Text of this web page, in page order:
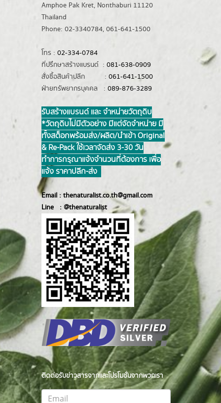
Amphoe Pak Kret, Nonthaburi 11120
Thailand
Phone: 02-3340784, 061-641-1500
โทร : 02-334-0784
ที่ปรึกษาสร้างแบรนด์ : 081-638-0909
สั่งซื้อสินค้าปลีก : 061-641-1500
ฝ่ายทรัพยากรบุคคล : 089-876-3289
รับสร้างแบรนด์ และ จำหน่ายวัตถุดิบ
*วัตถุดิบไม่มีตัวอย่าง มีแต่จัดจำหน่าย มี
ทั้งสต็อกพร้อมส่ง/ผลิต/นำเข้า Original
& Re-Pack ใช้เวลาจัดส่ง 3-30 วัน
ทำการ กรุณาแจ้งจำนวนที่ต้องการ เพื่อ
แจ้ง ราคาปลีก-ส่ง
Email : thenaturalist.co.th@gmail.com
Line : @thenaturalist
ติดต่อรับข่าวสารจากและโปรโมชั่นจากพวกเรา